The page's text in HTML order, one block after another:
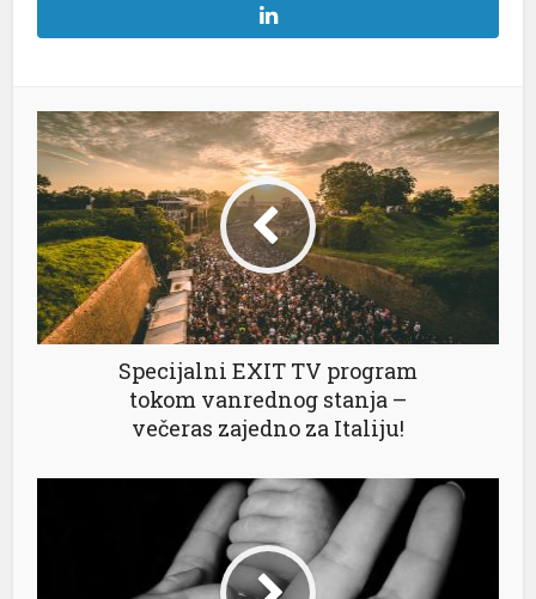
Specijalni EXIT TV program
tokom vanrednog stanja –
večeras zajedno za Italiju!